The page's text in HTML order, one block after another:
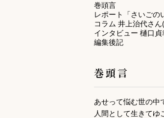
巻頭言
レポート「さいごの
コラム 井上治代さ
インタビュー 樋口
編集後記
巻頭言
あせって悩む世の中
人間として生きてゆ